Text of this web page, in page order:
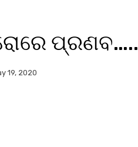
ପ୍ରଣବ…..
19, 2020